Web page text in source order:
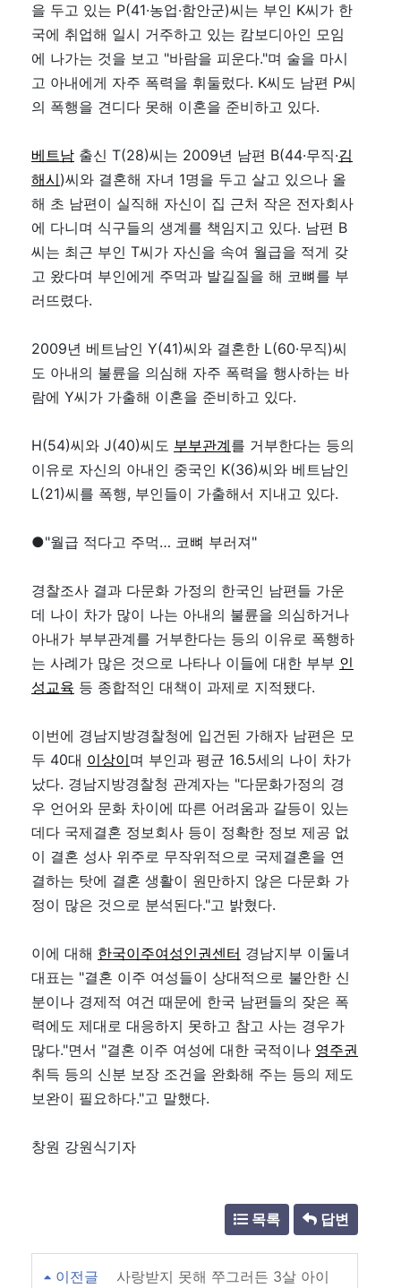
을 두고 있는 P(41·농업·함안군)씨는 부인 K씨가 한
국에 취업해 일시 거주하고 있는 캄보디아인 모임
에 나가는 것을 보고 "바람을 피운다."며 술을 마시
고 아내에게 자주 폭력을 휘둘렀다. K씨도 남편 P씨
의 폭행을 견디다 못해 이혼을 준비하고 있다.
베트남 출신 T(28)씨는 2009년 남편 B(44·무직·김
해시)씨와 결혼해 자녀 1명을 두고 살고 있으나 올
해 초 남편이 실직해 자신이 집 근처 작은 전자회사
에 다니며 식구들의 생계를 책임지고 있다. 남편 B
씨는 최근 부인 T씨가 자신을 속여 월급을 적게 갖
고 왔다며 부인에게 주먹과 발길질을 해 코뼈를 부
러뜨렸다.
2009년 베트남인 Y(41)씨와 결혼한 L(60·무직)씨
도 아내의 불륜을 의심해 자주 폭력을 행사하는 바
람에 Y씨가 가출해 이혼을 준비하고 있다.
H(54)씨와 J(40)씨도 부부관계를 거부한다는 등의
이유로 자신의 아내인 중국인 K(36)씨와 베트남인
L(21)씨를 폭행, 부인들이 가출해서 지내고 있다.
●"월급 적다고 주먹… 코뼈 부러져"
경찰조사 결과 다문화 가정의 한국인 남편들 가운
데 나이 차가 많이 나는 아내의 불륜을 의심하거나
아내가 부부관계를 거부한다는 등의 이유로 폭행하
는 사례가 많은 것으로 나타나 이들에 대한 부부 인
성교육 등 종합적인 대책이 과제로 지적됐다.
이번에 경남지방경찰청에 입건된 가해자 남편은 모
두 40대 이상이며 부인과 평균 16.5세의 나이 차가
났다. 경남지방경찰청 관계자는 "다문화가정의 경
우 언어와 문화 차이에 따른 어려움과 갈등이 있는
데다 국제결혼 정보회사 등이 정확한 정보 제공 없
이 결혼 성사 위주로 무작위적으로 국제결혼을 연
결하는 탓에 결혼 생활이 원만하지 않은 다문화 가
정이 많은 것으로 분석된다."고 밝혔다.
이에 대해 한국이주여성인권센터 경남지부 이둘녀
대표는 "결혼 이주 여성들이 상대적으로 불안한 신
분이나 경제적 여건 때문에 한국 남편들의 잦은 폭
력에도 제대로 대응하지 못하고 참고 사는 경우가
많다."면서 "결혼 이주 여성에 대한 국적이나 영주권
취득 등의 신분 보장 조건을 완화해 주는 등의 제도
보완이 필요하다."고 말했다.
창원 강원식기자
목록 답변
이전글
사랑받지 못해 쭈그러든 3살 아이